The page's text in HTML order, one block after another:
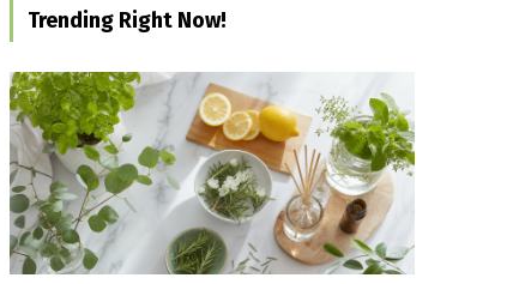
Trending Right Now!